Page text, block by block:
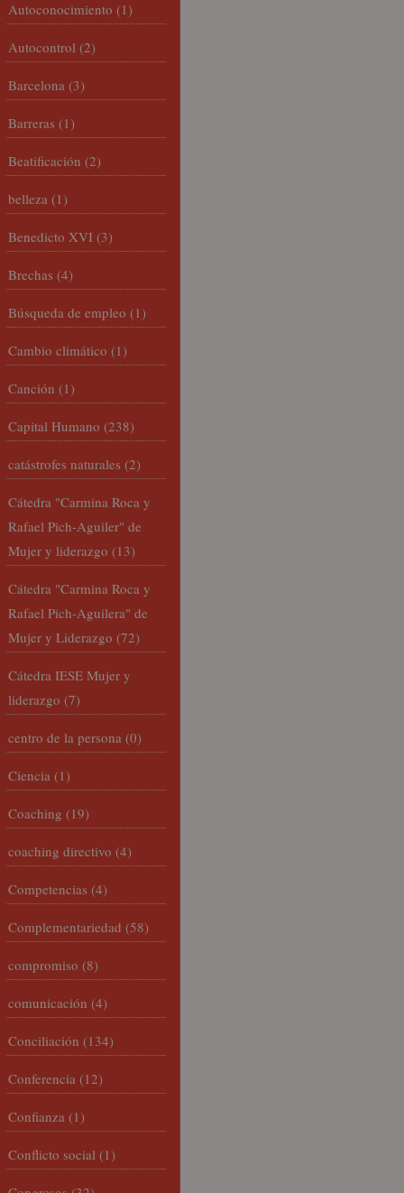
Autoconocimiento (1)
Autocontrol (2)
Barcelona (3)
Barreras (1)
Beatificación (2)
belleza (1)
Benedicto XVI (3)
Brechas (4)
Búsqueda de empleo (1)
Cambio climático (1)
Canción (1)
Capital Humano (238)
catástrofes naturales (2)
Cátedra "Carmina Roca y
Rafael Pich-Aguiler" de
Mujer y liderazgo (13)
Cátedra "Carmina Roca y
Rafael Pich-Aguilera" de
Mujer y Liderazgo (72)
Cátedra IESE Mujer y
liderazgo (7)
centro de la persona (0)
Ciencia (1)
Coaching (19)
coaching directivo (4)
Competencias (4)
Complementariedad (58)
compromiso (8)
comunicación (4)
Conciliación (134)
Conferencia (12)
Confianza (1)
Conflicto social (1)